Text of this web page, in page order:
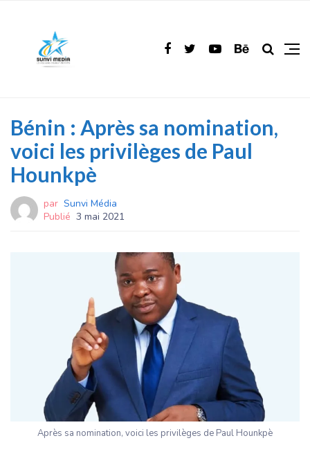
Bénin : Après sa nomination,
voici les privilèges de Paul
Hounkpè
par Sunvi Média
Publié 3 mai 2021
Après sa nomination, voici les privilèges de Paul Hounkpè